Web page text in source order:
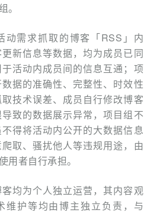
。
动需求抓取的博客「RSS」内
新信息等数据，均为成员已同
活动内成员间的信息互通；项
据的准确性、完整性、时效性
技术误差、成员自行修改博客
致的数据展示异常，项目组不
得将活动内公开的大数据信息
取、骚扰他人等违规用途，由
用者自行承担。
客均为个人独立运营，其内容观
维护等均由博主独立负责，与